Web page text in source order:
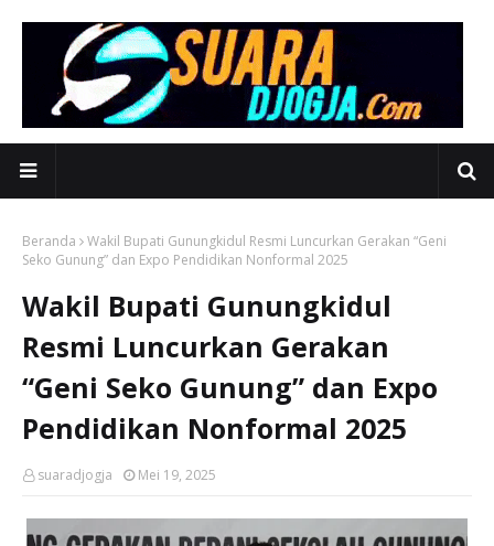
Beranda
Wakil Bupati Gunungkidul Resmi Luncurkan Gerakan “Geni
Seko Gunung” dan Expo Pendidikan Nonformal 2025
Wakil Bupati Gunungkidul
Resmi Luncurkan Gerakan
“Geni Seko Gunung” dan Expo
Pendidikan Nonformal 2025
suaradjogja Mei 19, 2025